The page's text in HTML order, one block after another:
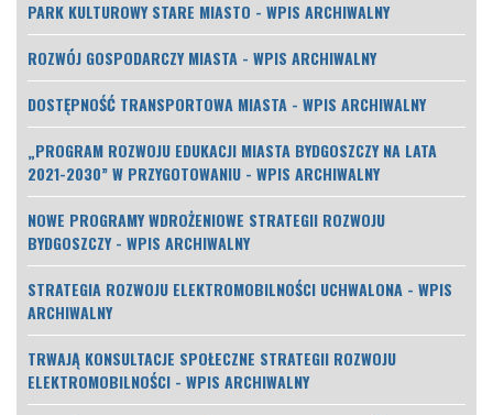
PARK KULTUROWY STARE MIASTO - WPIS ARCHIWALNY
ROZWÓJ GOSPODARCZY MIASTA - WPIS ARCHIWALNY
DOSTĘPNOŚĆ TRANSPORTOWA MIASTA - WPIS ARCHIWALNY
„PROGRAM ROZWOJU EDUKACJI MIASTA BYDGOSZCZY NA LATA
2021-2030” W PRZYGOTOWANIU - WPIS ARCHIWALNY
NOWE PROGRAMY WDROŻENIOWE STRATEGII ROZWOJU
BYDGOSZCZY - WPIS ARCHIWALNY
STRATEGIA ROZWOJU ELEKTROMOBILNOŚCI UCHWALONA - WPIS
ARCHIWALNY
TRWAJĄ KONSULTACJE SPOŁECZNE STRATEGII ROZWOJU
ELEKTROMOBILNOŚCI - WPIS ARCHIWALNY